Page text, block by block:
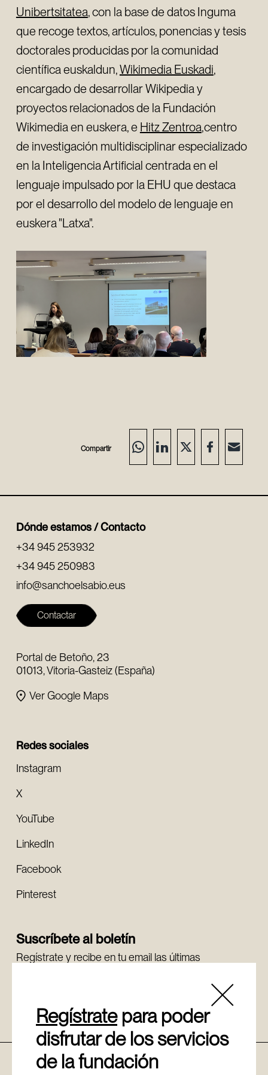
Unibertsitatea, con la base de datos Inguma
que recoge textos, artículos, ponencias y tesis
doctorales producidas por la comunidad
científica euskaldun,Wikimedia Euskadi,
encargado de desarrollar Wikipedia y
proyectos relacionados de la Fundación
Wikimedia en euskera, e Hitz Zentroa,centro
de investigación multidisciplinar especializado
en la Inteligencia Artificial centrada en el
lenguaje impulsado por la EHU que destaca
por el desarrollo del modelo de lenguaje en
euskera "Latxa".
Compartir
Regístratepara poder
disfrutar de los servicios
de la fundación
Dónde estamos / Contacto
+34 945 253932
+34 945 250983
info@sanchoelsabio.eus
Contactar
Portal de Betoño, 23
01013, Vitoria-Gasteiz (España)
Ver Google Maps
Redes sociales
Instagram
X
YouTube
LinkedIn
Facebook
Pinterest
Suscríbete al boletín
Regístrate y recibe en tu email las últimas
Política de cookies